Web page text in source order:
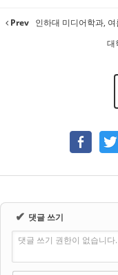
Prev 인하대 미디어학과,
대
✔ 댓글 쓰기
댓글 쓰기 권한이 없습니